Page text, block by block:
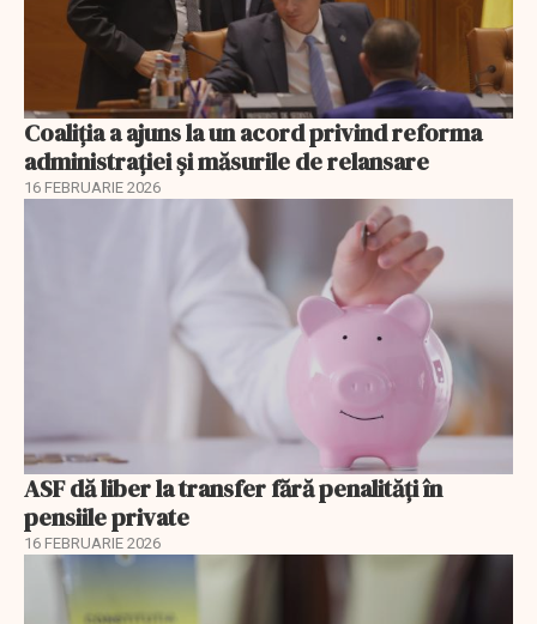
Coaliția a ajuns la un acord privind reforma
administrației și măsurile de relansare
16 FEBRUARIE 2026
ASF dă liber la transfer fără penalități în
pensiile private
16 FEBRUARIE 2026